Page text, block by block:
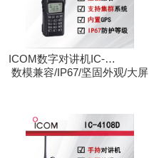
ICOM数字对讲机IC-
F3263DT/IC-F4263DT
数模兼容/IP67/坚固外观/大屏